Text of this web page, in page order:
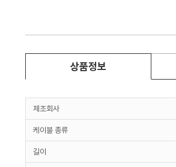
상품정보
제조회사
케이블 종류
길이